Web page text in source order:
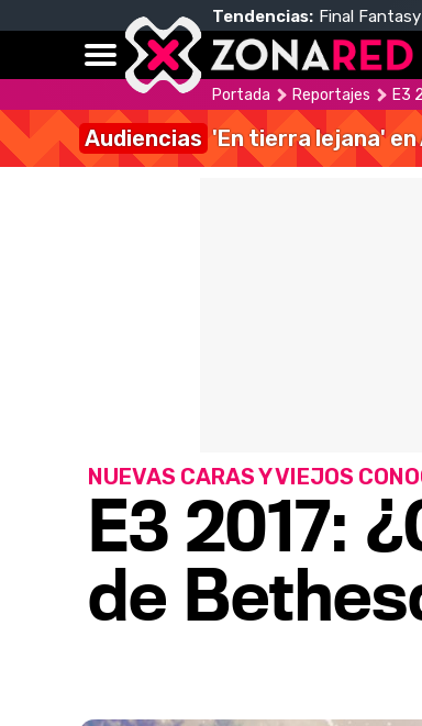
Tendencias: Final
Portada Reportajes E3
Audiencias 'En tierra lejana' en
E3 2017:
de
NUEVAS CARAS Y VIEJOS